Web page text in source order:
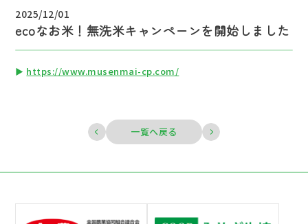
2025/12/01
ecoなお米！無洗米キャンペーンを開始しました
https://www.musenmai-cp.com/
一覧へ戻る